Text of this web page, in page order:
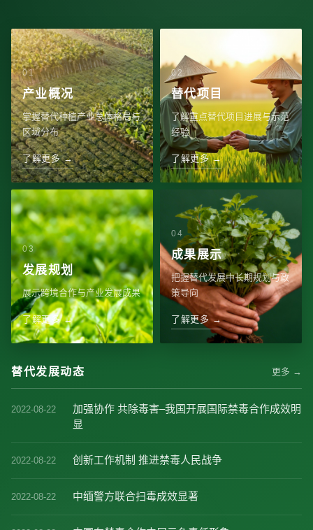
产业概况
掌握替代种植产业总体格局与
区域分布
了解更多 →
替代项目
了解重点替代项目进展与示范
经验
了解更多 →
发展规划
展示跨境合作与产业发展成果
了解更多 →
成果展示
把握替代发展中长期规划与政
策导向
了解更多 →
替代发展动态 更多 →
2022-08-22
加强协作 共除毒害–我国开展国际禁毒合作成效明
显
2022-08-22 创新工作机制 推进禁毒人民战争
2022-08-22 中缅警方联合扫毒成效显著